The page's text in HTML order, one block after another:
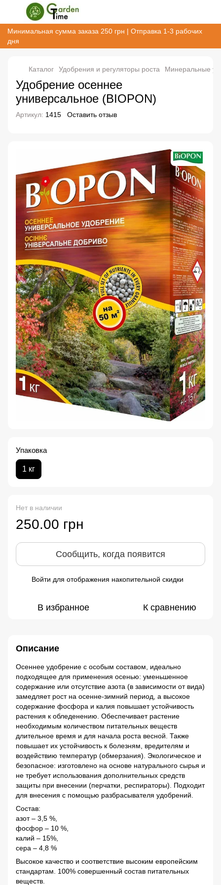
Минимальная сумма заказа 250 грн | Отправка 1-3 рабочих
дня
Каталог Удобрения и регуляторы роста Минеральные
Удобрение осеннее
универсальное (BIOPON)
Артикул: 1415 Оставить отзыв
Упаковка
1 кг
Нет в наличии
250.00 грн
Сообщить, когда появится
Войти для отображения накопительной скидки
В избранное К сравнению
Описание
Осеннее удобрение с особым составом, идеально
подходящее для применения осенью: уменьшенное
содержание или отсутствие азота (в зависимости от вида)
замедляет рост на осенне-зимний период, а высокое
содержание фосфора и калия повышает устойчивость
растения к обледенению. Обеспечивает растение
необходимым количеством питательных веществ
длительное время и для начала роста весной. Также
повышает их устойчивость к болезням, вредителям и
воздействию температур (обмерзания). Экологическое и
безопасное: изготовлено на основе натурального сырья и
не требует использования дополнительных средств
защиты при внесении (перчатки, респираторы). Подходит
для внесения с помощью разбрасывателя удобрений.
Состав:
азот – 3,5 %,
фосфор – 10 %,
калий – 15%,
сера – 4,8 %
Высокое качество и соответствие высоким европейским
стандартам. 100% совершенный состав питательных
веществ.